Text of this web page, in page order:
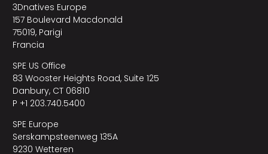
3Dnatives Europe
157 Boulevard Macdonald
75019, Parigi
Francia
SPE US Office
83 Wooster Heights Road, Suite 125
Danbury, CT 06810
P +1 203.740.5400
SPE Europe
Serskampsteenweg 135A
9230 Wetteren